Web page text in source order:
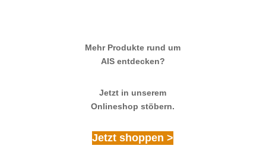
Mehr Produkte rund um
AIS entdecken?
Jetzt in unserem
Onlineshop stöbern.
Jetzt shoppen >